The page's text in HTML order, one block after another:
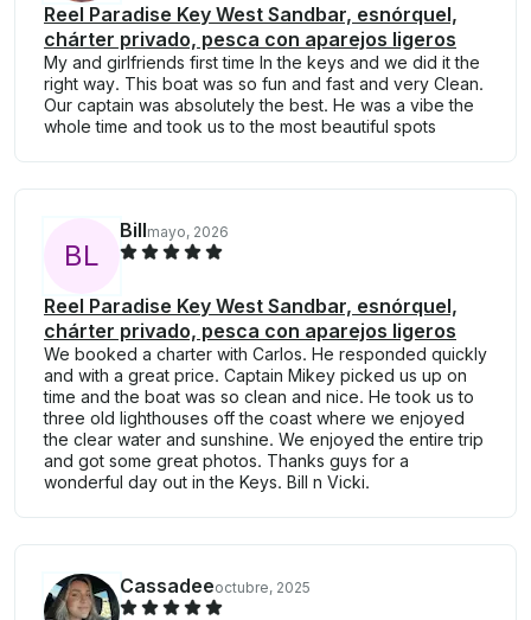
Reel Paradise Key West Sandbar, esnórquel,
chárter privado, pesca con aparejos ligeros
My and girlfriends first time In the keys and we did it the
right way. This boat was so fun and fast and very Clean.
Our captain was absolutely the best. He was a vibe the
whole time and took us to the most beautiful spots
BL
Billmayo, 2026
Reel Paradise Key West Sandbar, esnórquel,
chárter privado, pesca con aparejos ligeros
We booked a charter with Carlos. He responded quickly
and with a great price. Captain Mikey picked us up on
time and the boat was so clean and nice. He took us to
three old lighthouses off the coast where we enjoyed
the clear water and sunshine. We enjoyed the entire trip
and got some great photos. Thanks guys for a
wonderful day out in the Keys. Bill n Vicki.
Cassadeeoctubre, 2025